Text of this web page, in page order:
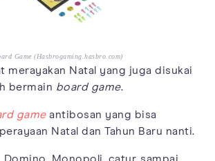
Game (Hasbrogaming.hasbro.com)
merayakan Natal yang juga disukai
bermain board game.
gameantibosan yang bisa
Natal dan Tahun Baru nanti.
Domino, Monopoli, catur, sampai